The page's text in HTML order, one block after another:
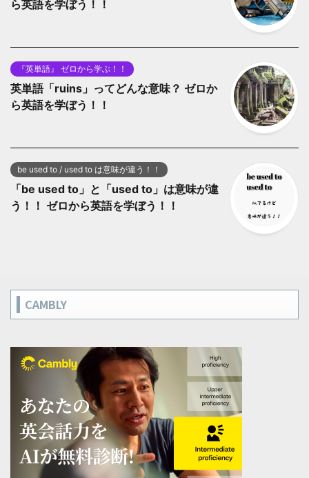
ら英語を学ぼう！！
『英単語』 ゼロから学ぶ！！
英単語「ruins」ってどんな意味？ ゼロか
ら英語を学ぼう！！
be used to / used to は意味が違う！！
「be used to」と「used to」は意味が違
う！！ ゼロから英語を学ぼう！！
CAMBLY